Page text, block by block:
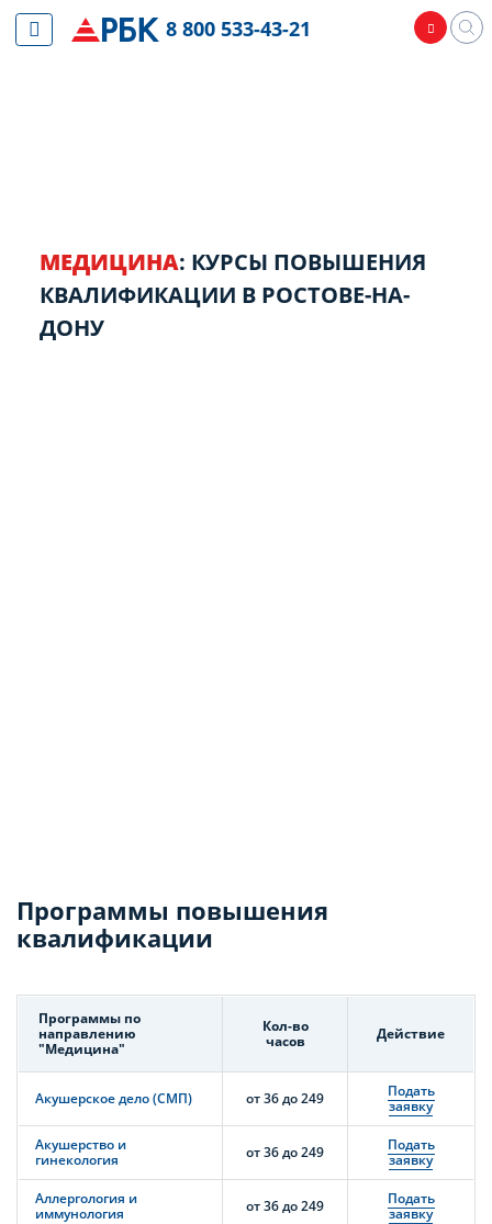
МЕДИЦИНА: КУРСЫ ПОВЫШЕНИЯ
КВАЛИФИКАЦИИ В РОСТОВЕ-НА-
ДОНУ
Программы повышения
квалификации
Программы по
направлению
"Медицина"
Кол-во
часов
Действие
Акушерское дело (СМП) от 36 до 249
Подать
заявку
Акушерство и
гинекология
от 36 до 249
Подать
заявку
Аллергология и
иммунология
от 36 до 249
Подать
заявку
8 800 533-43-21